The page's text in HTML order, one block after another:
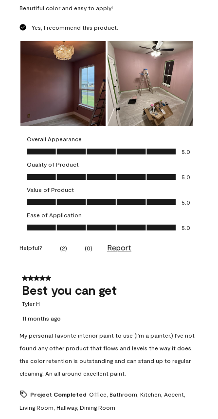
Beautiful color and easy to apply!
Yes, I recommend this product.
Overall Appearance
Overall Appearance, 5.0 out of 5
5.0
Quality of Product
Quality of Product, 5.0 out of 5
5.0
Value of Product
Value of Product, 5.0 out of 5
5.0
Ease of Application
Ease of Application, 5.0 out of 5
5.0
Helpful? (2) (0) Report
5 out of 5 stars.
Best you can get
Tyler H
11 months ago
My personal favorite interior paint to use (I'm a painter.) I've not
found any other product that flows and levels the way it does,
the color retention is outstanding and can stand up to regular
cleaning. An all around excellent paint.
Project Completed Office, Bathroom, Kitchen, Accent,
Living Room, Hallway, Dining Room